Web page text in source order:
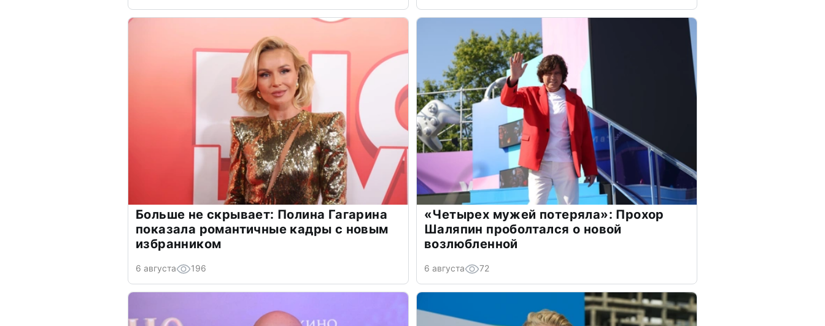
Больше не скрывает: Полина Гагарина
показала романтичные кадры с новым
избранником
6 августа 196
«Четырех мужей потеряла»: Прохор
Шаляпин проболтался о новой
возлюбленной
6 августа 72